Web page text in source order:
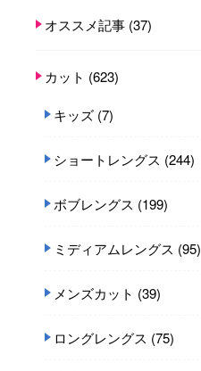
オススメ記事 (37)
カット (623)
キッズ (7)
ショートレングス (244)
ボブレングス (199)
ミディアムレングス (95)
メンズカット (39)
ロングレングス (75)